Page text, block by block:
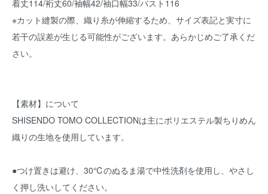
着丈114/裄丈60/袖幅42/袖口幅33/バスト116
※カット縫製の際、織り糸が伸縮するため、サイズ表記と実寸に
若干の誤差が生じる可能性がございます。あらかじめご了承くだ
さい。
【素材】について
SHISENDO TOMO COLLECTIONは主にポリエステル製ちりめん
織りの生地を使用しています。
●つけ置きは避け、30℃のぬるま湯で中性洗剤を使用し、やさし
く押し洗いしてください。